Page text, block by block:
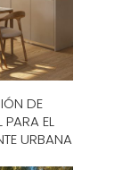
DE
PARA EL
URBANA